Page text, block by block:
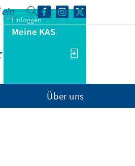
Einloggen
Meine KAS
Über uns